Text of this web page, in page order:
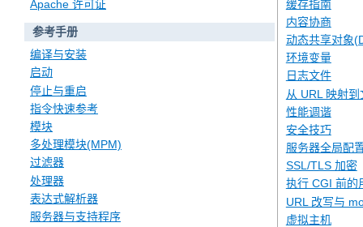
Apache 许可证
参考手册
编译与安装
启动
停止与重启
指令快速参考
模块
多处理模块(MPM)
过滤器
处理器
表达式解析器
服务器与支持程序
缓存指南
内容协商
动态共享对象
环境变量
日志文件
从 URL 映射
性能调谐
安全技巧
服务器全局配
SSL/TLS 加密
执行 CGI 前的
URL 改写与
虚拟主机